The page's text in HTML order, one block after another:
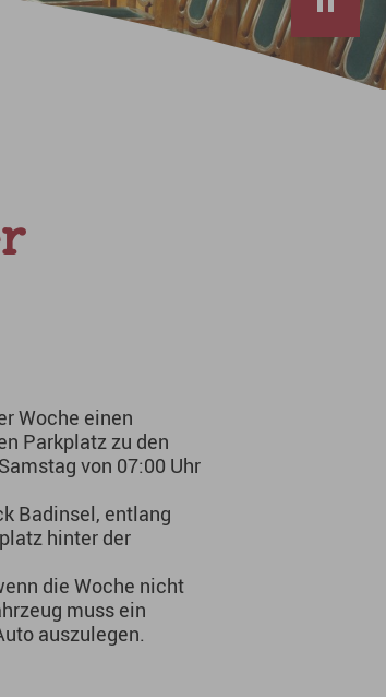
Woche einen
Parkplatz zu den
von 07:00 Uhr
Badinsel, entlang
hinter der
die Woche nicht
muss ein
auszulegen.